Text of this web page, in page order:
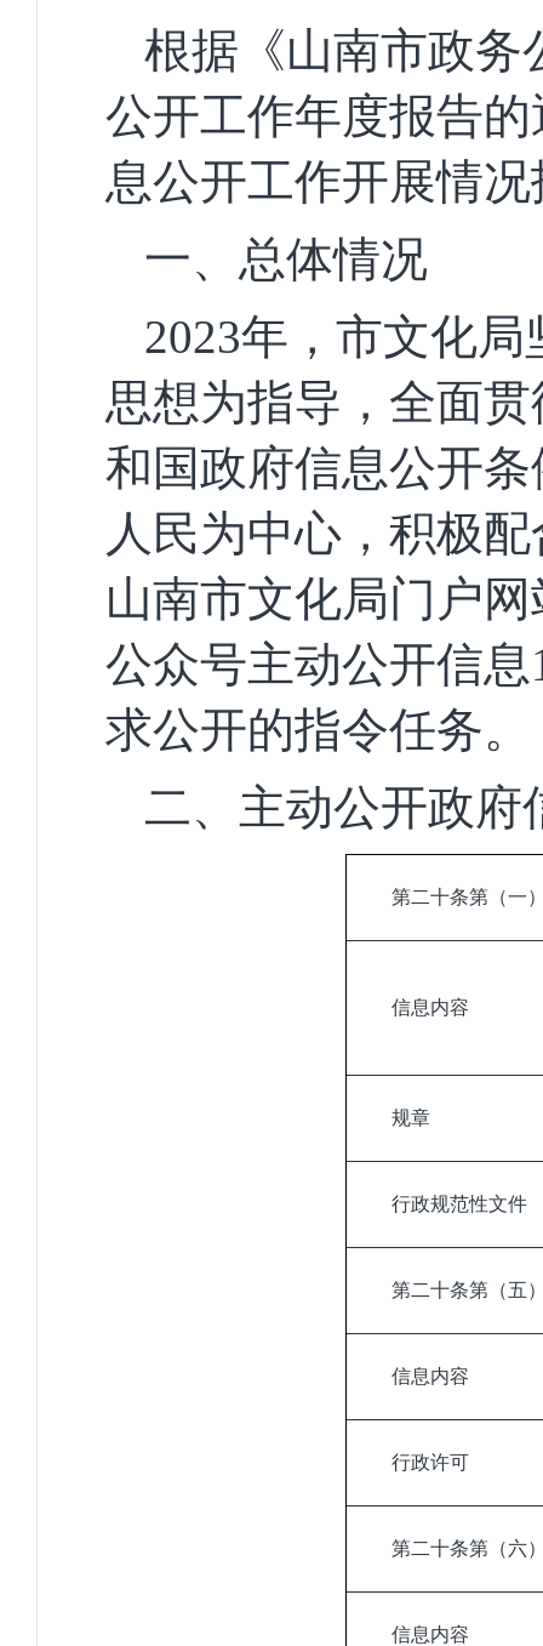
根据《山南市政务
公开工作年度报告
息公开工作开展情
一、 总体情况
2023年，市文化局
思想为指导，全面
和国政府信息公开
人民为中心， 积极
山南市文化局门户
公众号主动公开信息
求公开的指令任务。
二、主动公开政府
第二十条第（一
信息内容
规章
行政规范性文件
第二十条第（五
信息内容
行政许可
第二十条第（六
信息内容